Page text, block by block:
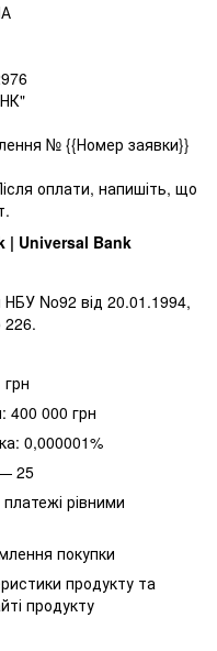
№ {{Номер заявки}}
оплати, напишіть, що
| Universal Bank
No92 від 20.01.1994,
226.
400 000 грн
0,000001%
25
рівними
покупки
продукту та
продукту